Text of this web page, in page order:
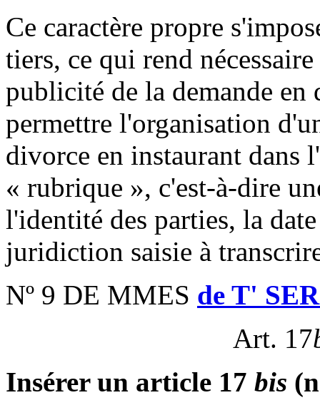
Ce caractère propre
tiers, ce qui rend
publicité de la demande en
permettre l'organisation
divorce en instaurant dans
« rubrique », c'est-à-dire
l'identité des parties, la
juridiction saisie à
Nº 9 DE MMES de T'
Art. 17
Insérer un article 17 bis